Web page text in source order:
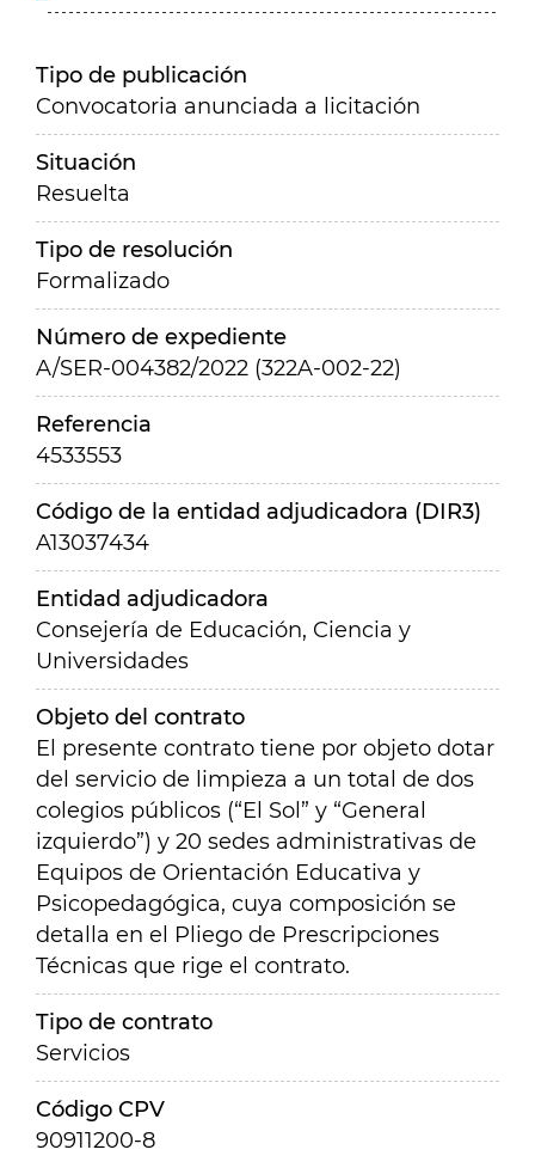
Tipo de publicación
Convocatoria anunciada a licitación
Situación
Resuelta
Tipo de resolución
Formalizado
Número de expediente
A/SER-004382/2022 (322A-002-22)
Referencia
4533553
Código de la entidad adjudicadora (DIR3)
A13037434
Entidad adjudicadora
Consejería de Educación, Ciencia y
Universidades
Objeto del contrato
El presente contrato tiene por objeto dotar
del servicio de limpieza a un total de dos
colegios públicos (“El Sol” y “General
izquierdo”) y 20 sedes administrativas de
Equipos de Orientación Educativa y
Psicopedagógica, cuya composición se
detalla en el Pliego de Prescripciones
Técnicas que rige el contrato.
Tipo de contrato
Servicios
Código CPV
90911200-8